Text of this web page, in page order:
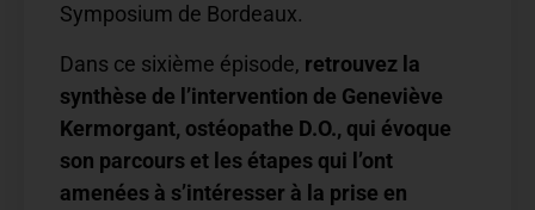
Symposium de Bordeaux.
Dans ce sixième épisode, retrouvez la
synthèse de l’intervention de Geneviève
Kermorgant, ostéopathe D.O., qui évoque
son parcours et les étapes qui l’ont
amenées à s’intéresser à la prise en